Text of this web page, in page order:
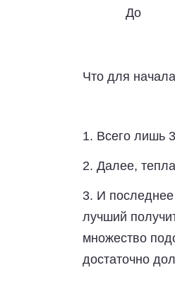
До
Что для
1. Всего лишь
2. Далее,
3. И последнее
лучший
множество
достаточно